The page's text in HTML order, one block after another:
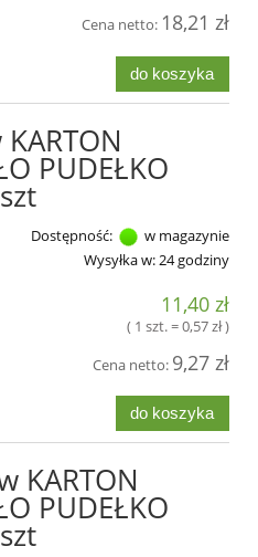
Cena netto: 18,21 zł
do koszyka
PUDEŁKO
Dostępność:
w magazynie
Wysyłka w:24 godziny
11,40 zł
( 1 szt. = 0,57 zł )
Cena netto: 9,27 zł
do koszyka
KARTON
PUDEŁKO